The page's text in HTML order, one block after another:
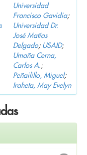
Universidad
Francisco Gavidia;
Universidad Dr.
José Matías
Delgado; USAID;
Umaña Cerna,
Carlos A.;
Peñailillo, Miguel;
Iraheta, May Evelyn